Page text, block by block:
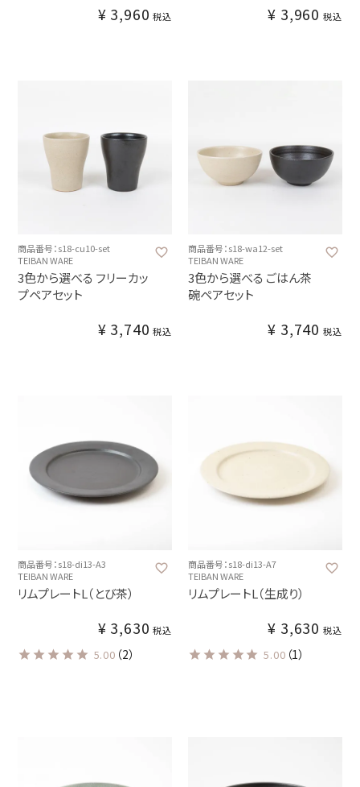
¥ 3,960 税込 ¥ 3,960 税込
商品番号：s18-cu10-set
TEIBAN WARE
3色から選べる フリーカッ
プペアセット
¥ 3,740 税込
商品番号：s18-wa12-set
TEIBAN WARE
3色から選べる ごはん茶
碗ペアセット
¥ 3,740 税込
商品番号：s18-di13-A3
TEIBAN WARE
リムプレートL（とび茶）
¥ 3,630 税込
5.00 （2）
商品番号：s18-di13-A7
TEIBAN WARE
リムプレートL（生成り）
¥ 3,630 税込
5.00 （1）